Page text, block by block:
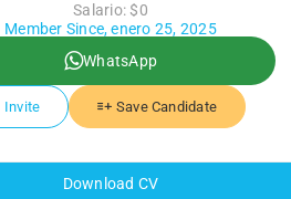
Salario: $0
Member Since, enero 25, 2025
WhatsApp
Invite Save Candidate
Download CV